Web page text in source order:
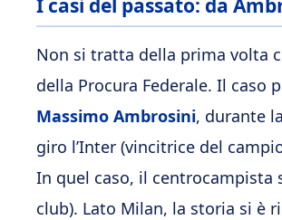
I casi del passato: da
Non si tratta della prima volta
della Procura Federale. Il
Massimo Ambrosini, durante
giro l’Inter (vincitrice del
In quel caso, il centrocampista
club). Lato Milan, la storia si è